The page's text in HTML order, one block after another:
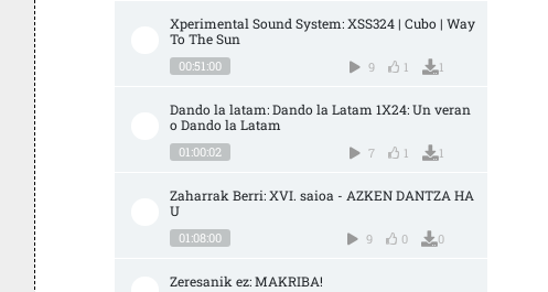
Xperimental Sound System: XSS324 | Cubo | Way
To The Sun
00:51:00 9 1 1
Dando la latam: Dando la Latam 1X24: Un veran
o Dando la Latam
01:00:02 7 1 1
Zaharrak Berri: XVI. saioa - AZKEN DANTZA HA
U
01:08:00 9 0 0
Zeresanik ez: MAKRIBA!